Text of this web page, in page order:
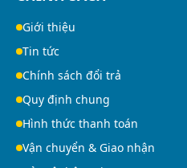
Giới thiệu
Tin tức
Chính sách đổi trả
Quy định chung
Hình thức thanh toán
Vận chuyển & Giao nhận